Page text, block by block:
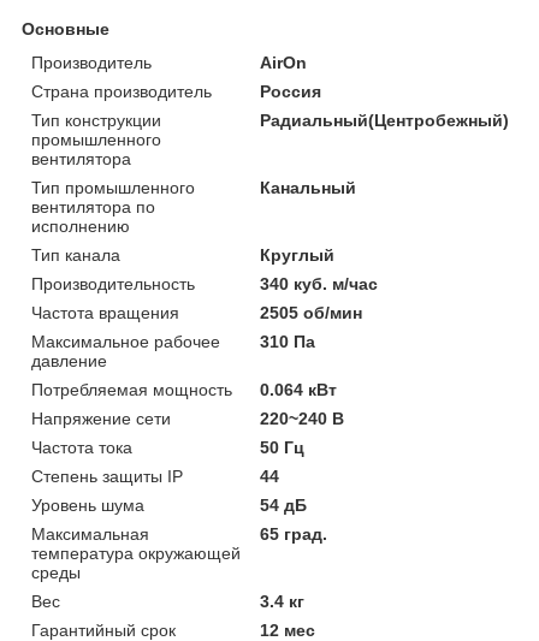
Основные
Производитель
AirOn
Страна производитель
Россия
Тип конструкции
промышленного
вентилятора
Радиальный(Центробежный)
Тип промышленного
вентилятора по
исполнению
Канальный
Тип канала
Круглый
Производительность
340 куб. м/час
Частота вращения
2505 об/мин
Максимальное рабочее
давление
310 Па
Потребляемая мощность
0.064 кВт
Напряжение сети
220~240 В
Частота тока
50 Гц
Степень защиты IP
44
Уровень шума
54 дБ
Максимальная
температура окружающей
среды
65 град.
Вес
3.4 кг
Гарантийный срок
12 мес